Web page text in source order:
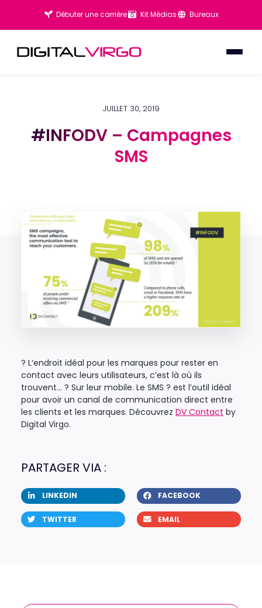
Débuter une carrière Kit Médias Bureaux
JUILLET 30, 2019
#INFODV – Campagnes
SMS
#INFODV – Campagnes
SMS
? L’endroit idéal pour les marques pour rester en
contact avec leurs utilisateurs, c’est là où ils
trouvent… ? Sur leur mobile. Le SMS ? est l’outil idéal
pour avoir un canal de communication direct entre
les clients et les marques. Découvrez DV Contact by
Digital Virgo.
PARTAGER VIA :
LINKEDIN FACEBOOK
TWITTER EMAIL